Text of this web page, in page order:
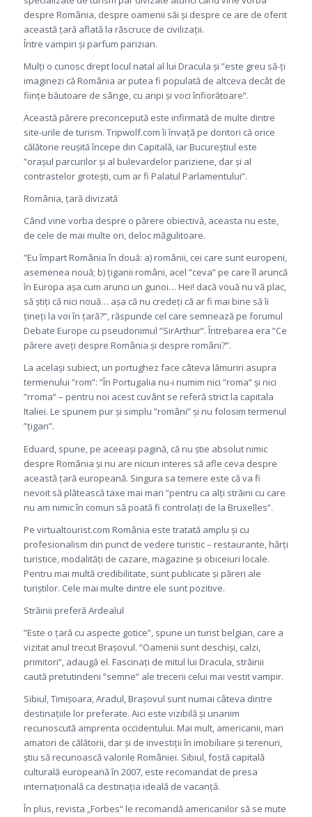
despre România, despre oamenii săi și despre ce are de oferit
această țară aflată la răscruce de civilizații.
Între vampiri și parfum parizian.
Mulți o cunosc drept locul natal al lui Dracula și ”este greu să-ți
imaginezi că România ar putea fi populată de altceva decât de
ființe băutoare de sânge, cu aripi și voci înfiorătoare”.
Această părere preconcepută este infirmată de multe dintre
site-urile de turism. Tripwolf.com îi învață pe doritori că orice
călătorie reușită începe din Capitală, iar Bucureștiul este
”orașul parcurilor și al bulevardelor pariziene, dar și al
contrastelor grotești, cum ar fi Palatul Parlamentului”.
România, țară divizată
Când vine vorba despre o părere obiectivă, aceasta nu este,
de cele de mai multe ori, deloc măgulitoare.
”Eu împart România în două: a) românii, cei care sunt europeni,
asemenea nouă; b) țiganii români, acel ”ceva” pe care îl aruncă
în Europa așa cum arunci un gunoi… Hei! dacă vouă nu vă plac,
să știți că nici nouă… așa că nu credeți că ar fi mai bine să îi
țineți la voi în țară?”, răspunde cel care semnează pe forumul
Debate Europe cu pseudonimul ”SirArthur”. Întrebarea era ”Ce
părere aveți despre România și despre români?”.
La același subiect, un portughez face câteva lămuriri asupra
termenului ”rom”: ”În Portugalia nu-i numim nici ”roma” și nici
”rroma” – pentru noi acest cuvânt se referă strict la capitala
Italiei. Le spunem pur și simplu ”români” și nu folosim termenul
”țigan”.
Eduard, spune, pe aceeași pagină, că nu știe absolut nimic
despre România și nu are niciun interes să afle ceva despre
această țară europeană. Singura sa temere este că va fi
nevoit să plătească taxe mai mari ”pentru ca alți străini cu care
nu am nimic în comun să poată fi controlați de la Bruxelles”.
Pe virtualtourist.com România este tratată amplu și cu
profesionalism din punct de vedere turistic – restaurante, hărți
turistice, modalități de cazare, magazine și obiceiuri locale.
Pentru mai multă credibilitate, sunt publicate și păreri ale
turiștilor. Cele mai multe dintre ele sunt pozitive.
Străinii preferă Ardealul
”Este o țară cu aspecte gotice”, spune un turist belgian, care a
vizitat anul trecut Brașovul. ”Oamenii sunt deschiși, calzi,
primitori”, adaugă el. Fascinați de mitul lui Dracula, străinii
caută pretutindeni ”semne” ale trecerii celui mai vestit vampir.
Sibiul, Timișoara, Aradul, Brașovul sunt numai câteva dintre
destinațiile lor preferate. Aici este vizibilă și unanim
recunoscută amprenta occidentului. Mai mult, americanii, mari
amatori de călătorii, dar și de investiții în imobiliare și terenuri,
știu să recunoască valorile României. Sibiul, fostă capitală
culturală europeană în 2007, este recomandat de presa
internațională ca destinația ideală de vacanță.
În plus, revista „Forbes“ le recomandă americanilor să se mute